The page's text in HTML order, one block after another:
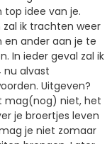
top idee van je.
zal ik trachten weer
en ander aan je te
In ieder geval zal ik
nu alvast
Uitgeven?
mag(nog) niet, het
je broertjes leven
je niet zomaar